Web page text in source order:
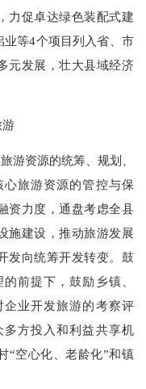
力促卓达绿色装配式建
等4个项目列入省、市
元发展，壮大县域经济
资源的统筹、规划、
旅游资源的管控与保
资力度，通盘考虑全县
施建设，推动旅游发展
发向统筹开发转变。鼓
前提下，鼓励乡镇、
业开发旅游的考察评
方投入和利益共享机
“空心化、老龄化”和镇